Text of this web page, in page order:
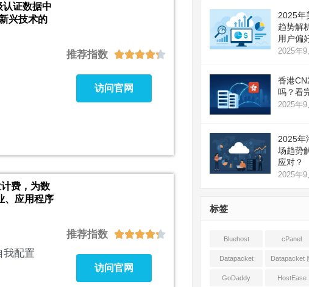
证数据中
兴技术的
推荐指数 
访问官网
费，为数
、应用程序
我配置
推荐指数 
访问官网
2025年
趋势解
用户偏
2025年9
香港
吗？看
2025年9
2025年
场趋势
应对？
2025年9
标签
Bluehost cPanel
Datapacket Datapacket
务器
GoDaddy HostEase